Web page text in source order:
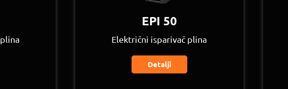
EPI 50
Električni isparivač plina
Detalji